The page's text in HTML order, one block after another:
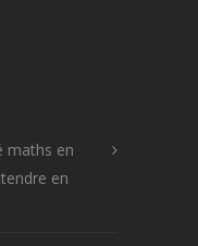
maths en
en